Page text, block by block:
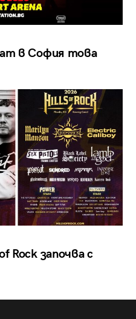
в София това
Rock започва с